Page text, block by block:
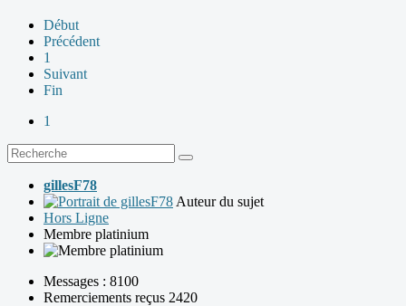
Début
Précédent
1
Suivant
Fin
1
gillesF78
Auteur du sujet
Hors Ligne
Membre platinium
Messages : 8100
Remerciements reçus 2420